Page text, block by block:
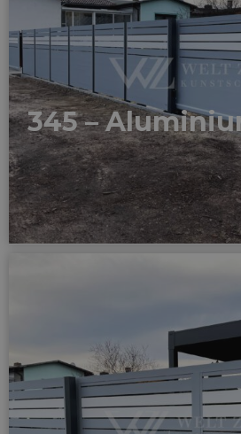
345 –